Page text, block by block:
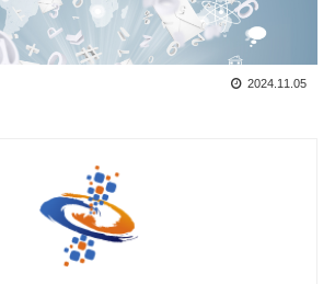
2024.11.05